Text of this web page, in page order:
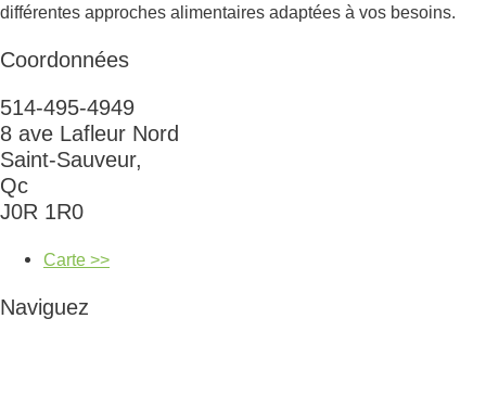
différentes approches alimentaires adaptées à vos besoins.
Coordonnées
514-495-4949
8 ave Lafleur Nord
Saint-Sauveur,
Qc
J0R 1R0
Carte >>
Naviguez